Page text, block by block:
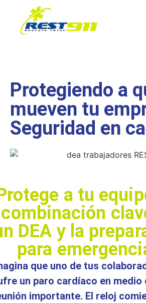
Protegiendo a
mueven tu
Seguridad en
a tu
combinación
DEA y la
para
que uno de tus
un paro cardíaco en medio
importante. El reloj